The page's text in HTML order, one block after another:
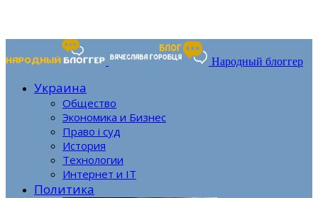
Народный блоггер
Украина
Общество
Экономика и Бизнес
Право і суд
История
Технологии
Интернет и IT
Политика